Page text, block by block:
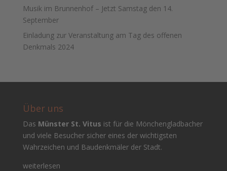
Musik im Brunnenhof – Jetzt Samstag den 14.
September
Einladung zur Veranstaltung am Tag des offenen
Denkmals 2024
Über uns
Das Münster St. Vitus ist für die Mönchengladbacher
und viele Besucher sicher eines der wichtigsten
Wahrzeichen und Baudenkmäler der Stadt.
weiterlesen